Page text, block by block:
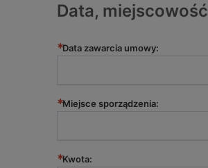
Data, miejscowość
*Data zawarcia umowy:
*Miejsce sporządzenia:
*Kwota: